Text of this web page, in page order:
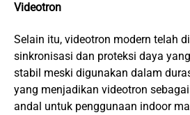
Videotron
Selain itu, videotron modern telah
sinkronisasi dan proteksi daya
stabil meski digunakan dalam
yang menjadikan videotron
andal untuk penggunaan indoor